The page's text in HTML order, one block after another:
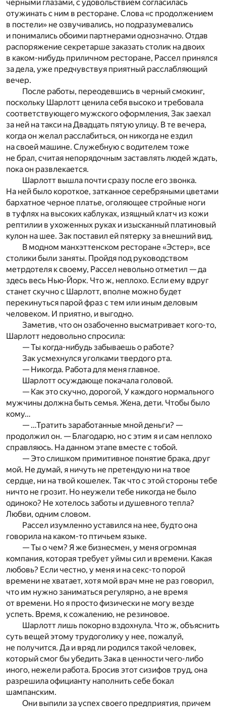
черными глазами, с удовольствием согласилась
отужинать с ним в ресторане. Слова «с продолжением
в постели» не озвучивались, но подразумевались
и понимались обоими партнерами однозначно. Отдав
распоряжение секретарше заказать столик на двоих
в каком-нибудь приличном ресторане, Рассел принялся
за дела, уже предчувствуя приятный расслабляющий
вечер.
После работы, переодевшись в черный смокинг,
поскольку Шарлотт ценила себя высоко и требовала
соответствующего мужского оформления, Зак заехал
за ней на такси на Двадцать пятую улицу. В те вечера,
когда он желал расслабиться, он никогда не ездил
на своей машине. Служебную с водителем тоже
не брал, считая непорядочным заставлять людей ждать,
пока он развлекается.
Шарлотт вышла почти сразу после его звонка.
На ней было короткое, затканное серебряными цветами
бархатное черное платье, оголяющее стройные ноги
в туфлях на высоких каблуках, изящный клатч из кожи
рептилии в ухоженных руках и изысканный платиновый
кулон на шее. Зак поставил ей пятерку за внешний вид.
В модном манхэттенском ресторане «Эстер», все
столики были заняты. Пройдя под руководством
метрдотеля к своему, Рассел невольно отметил — да
здесь весь Нью-Йорк. Что ж, неплохо. Если ему вдруг
станет скучно с Шарлотт, вполне можно будет
перекинуться парой фраз с тем или иным деловым
человеком. И приятно, и выгодно.
Заметив, что он озабоченно высматривает кого-то,
Шарлотт недовольно спросила:
— Ты когда-нибудь забываешь о работе?
Зак усмехнулся уголками твердого рта.
— Никогда. Работа для меня главное.
Шарлотт осуждающе покачала головой.
— Как это скучно, дорогой, У каждого нормального
мужчины должна быть семья. Жена, дети. Чтобы было
кому…
— …Тратить заработанные мной деньги? —
продолжил он. — Благодарю, но с этим я и сам неплохо
справляюсь. На данном этапе вместе с тобой.
— Это слишком примитивное понятие брака, друг
мой. Не думай, я ничуть не претендую ни на твое
сердце, ни на твой кошелек. Так что с этой стороны тебе
ничто не грозит. Но неужели тебе никогда не было
одиноко? Не хотелось заботы и душевного тепла?
Любви, одним словом.
Рассел изумленно уставился на нее, будто она
говорила на каком-то птичьем языке.
— Ты о чем? Я же бизнесмен, у меня огромная
компания, которая требует уймы сил и времени. Какая
любовь? Если честно, у меня и на секс-то порой
времени не хватает, хотя мой врач мне не раз говорил,
что им нужно заниматься регулярно, а не время
от времени. Но я просто физически не могу везде
успеть. Время, к сожалению, не резиновое.
Шарлотт лишь покорно вздохнула. Что ж, объяснить
суть вещей этому трудоголику у нее, пожалуй,
не получится. Да и вряд ли родился такой человек,
который смог бы убедить Зака в ценности чего-либо
иного, нежели работа. Бросив этот сизифов труд, она
разрешила официанту наполнить себе бокал
шампанским.
Они выпили за успех своего предприятия, причем